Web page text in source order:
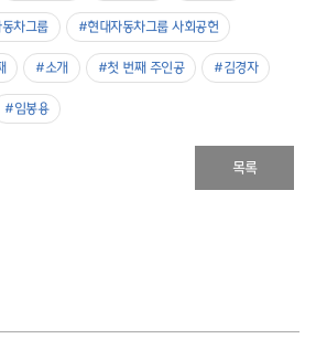
차그룹 #현대자동차그룹 사회공헌
#소개 #첫 번째 주인공 #김경자
#임봉용
목록